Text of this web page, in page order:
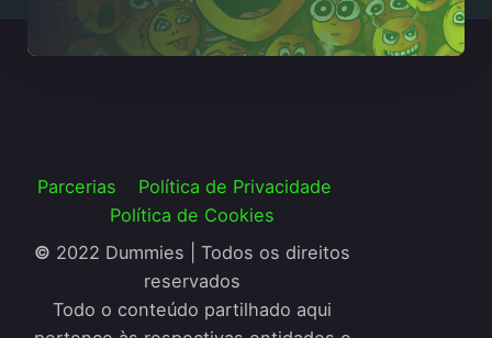
Parcerias
Política de Privacidade
Política de Cookies
© 2022 Dummies | Todos os direitos
reservados
Todo o conteúdo partilhado aqui